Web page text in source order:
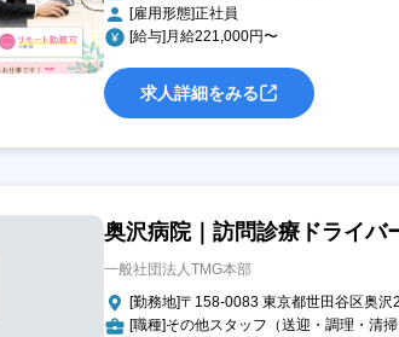
[雇用形態]正社員
[給与]月給221,000円〜
求人詳細をみる
奥沢病院｜訪問診療ドライバ
一般社団法人TMG本部
[勤務地]〒158-0083 東京都世田谷区奥沢
[職種]その他スタッフ（送迎・調理・清掃